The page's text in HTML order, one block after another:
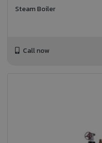
Steam Boiler
Call now